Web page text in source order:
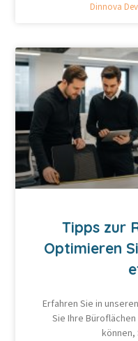
Dinnova Dev
Tipps zur
Optimieren
Erfahren Sie in
Sie Ihre